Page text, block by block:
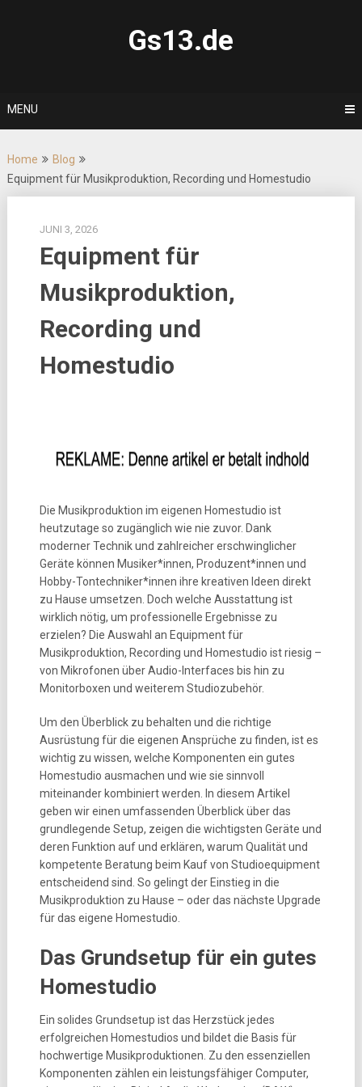
Gs13.de
MENU
Home
Blog
Equipment für Musikproduktion, Recording und Homestudio
JUNI 3, 2026
Equipment für
Musikproduktion,
Recording und
Homestudio
Die Musikproduktion im eigenen Homestudio ist
heutzutage so zugänglich wie nie zuvor. Dank
moderner Technik und zahlreicher erschwinglicher
Geräte können Musiker*innen, Produzent*innen und
Hobby-Tontechniker*innen ihre kreativen Ideen direkt
zu Hause umsetzen. Doch welche Ausstattung ist
wirklich nötig, um professionelle Ergebnisse zu
erzielen? Die Auswahl an Equipment für
Musikproduktion, Recording und Homestudio ist riesig –
von Mikrofonen über Audio-Interfaces bis hin zu
Monitorboxen und weiterem Studiozubehör.
Um den Überblick zu behalten und die richtige
Ausrüstung für die eigenen Ansprüche zu finden, ist es
wichtig zu wissen, welche Komponenten ein gutes
Homestudio ausmachen und wie sie sinnvoll
miteinander kombiniert werden. In diesem Artikel
geben wir einen umfassenden Überblick über das
grundlegende Setup, zeigen die wichtigsten Geräte und
deren Funktion auf und erklären, warum Qualität und
kompetente Beratung beim Kauf von Studioequipment
entscheidend sind. So gelingt der Einstieg in die
Musikproduktion zu Hause – oder das nächste Upgrade
für das eigene Homestudio.
Das Grundsetup für ein gutes
Homestudio
Ein solides Grundsetup ist das Herzstück jedes
erfolgreichen Homestudios und bildet die Basis für
hochwertige Musikproduktionen. Zu den essenziellen
Komponenten zählen ein leistungsfähiger Computer,